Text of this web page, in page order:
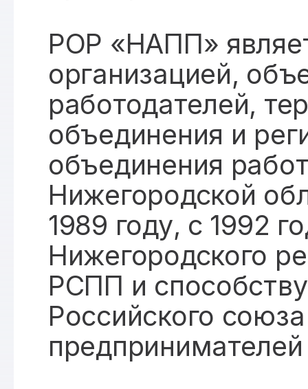
РОР «НАПП»
организацией,
работодателей,
объединения и
объединения
Нижегородской
1989 году, с 1992
Нижегородского
РСПП и
Российского